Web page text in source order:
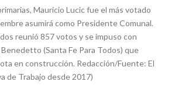
Mauricio Lucic fue el más votado
asumirá como Presidente Comunal.
reunió 857 votos y se impuso con
(Santa Fe Para Todos) que
en construcción. Redacción/Fuente: El
de Trabajo desde 2017)